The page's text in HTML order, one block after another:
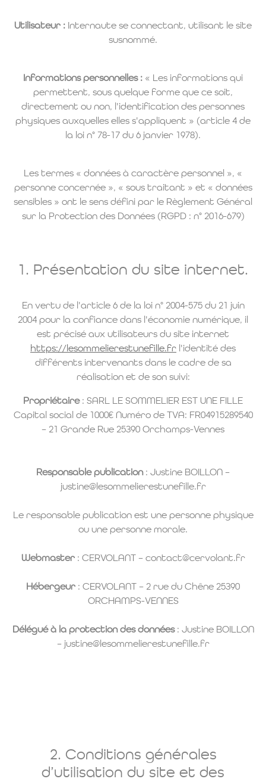
Utilisateur : Internaute se connectant, utilisant le site
susnommé.
Informations personnelles : « Les informations qui
permettent, sous quelque forme que ce soit,
directement ou non, l'identification des personnes
physiques auxquelles elles s'appliquent » (article 4 de
la loi n° 78-17 du 6 janvier 1978).
Les termes « données à caractère personnel », «
personne concernée », « sous traitant » et « données
sensibles » ont le sens défini par le Règlement Général
sur la Protection des Données (RGPD : n° 2016-679)
1. Présentation du site internet.
En vertu de l'article 6 de la loi n° 2004-575 du 21 juin
2004 pour la confiance dans l'économie numérique, il
est précisé aux utilisateurs du site internet
https://lesommelierestunefille.fr l'identité des
différents intervenants dans le cadre de sa
réalisation et de son suivi:
Propriétaire: SARL LE SOMMELIER EST UNE FILLE
Capital social de 1000€ Numéro de TVA: FR04915289540
– 21 Grande Rue 25390 Orchamps-Vennes
Responsable publication: Justine BOILLON –
justine@lesommelierestunefille.fr
Le responsable publication est une personne physique
ou une personne morale.
Webmaster: CERVOLANT – contact@cervolant.fr
Hébergeur : CERVOLANT – 2 rue du Chêne 25390
ORCHAMPS-VENNES
Délégué à la protection des données: Justine BOILLON
– justine@lesommelierestunefille.fr
2. Conditions générales
d’utilisation du site et des